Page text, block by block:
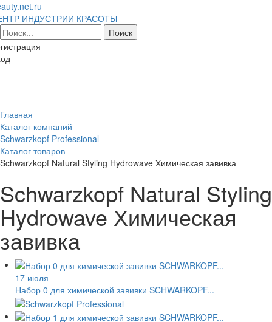
ИНДУСТРИИ КРАСОТЫ
Главная
Каталог компаний
Schwarzkopf Professional
Каталог товаров
Schwarzkopf Natural Styling Hydrowave Химическая завивка
Schwarzkopf Natural Styling
Hydrowave Химическая
завивка
17 июля
Набор 0 для химической завивки SCHWARKOPF...